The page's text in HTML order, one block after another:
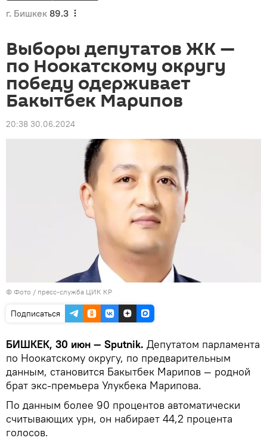
г. Бишкек 89.3
Выборы депутатов ЖК —
по Ноокатскому округу
победу одерживает
Бакытбек Марипов
20:38 30.06.2024
© Фото / пресс-служба ЦИК КР
Подписаться
БИШКЕК, 30 июн — Sputnik. Депутатом парламента
по Ноокатскому округу, по предварительным
данным, становится Бакытбек Марипов — родной
брат экс-премьера Улукбека Марипова.
По данным более 90 процентов автоматически
считывающих урн, он набирает 44,2 процента
голосов.